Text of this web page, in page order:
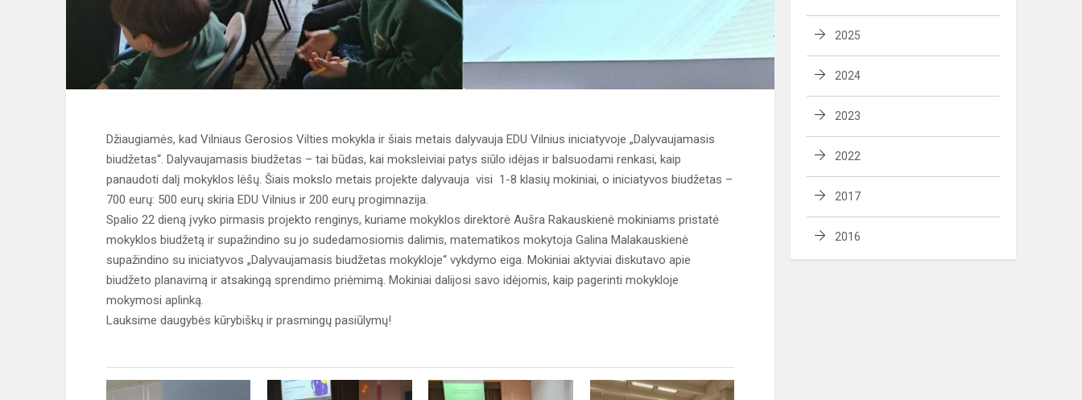
Džiaugiamės, kad Vilniaus Gerosios Vilties mokykla ir šiais metais dalyvauja EDU Vilnius iniciatyvoje „Dalyvaujamasis
biudžetas“. Dalyvaujamasis biudžetas – tai būdas, kai moksleiviai patys siūlo idėjas ir balsuodami renkasi, kaip
panaudoti dalį mokyklos lėšų. Šiais mokslo metais projekte dalyvauja visi 1-8 klasių mokiniai, o iniciatyvos biudžetas –
700 eurų: 500 eurų skiria EDU Vilnius ir 200 eurų progimnazija.
Spalio 22 dieną įvyko pirmasis projekto renginys, kuriame mokyklos direktorė Aušra Rakauskienė mokiniams pristatė
mokyklos biudžetą ir supažindino su jo sudedamosiomis dalimis, matematikos mokytoja Galina Malakauskienė
supažindino su iniciatyvos „Dalyvaujamasis biudžetas mokykloje“ vykdymo eiga. Mokiniai aktyviai diskutavo apie
biudžeto planavimą ir atsakingą sprendimo priėmimą. Mokiniai dalijosi savo idėjomis, kaip pagerinti mokykloje
mokymosi aplinką.
Lauksime daugybės kūrybiškų ir prasmingų pasiūlymų!
2025
2024
2023
2022
2017
2016